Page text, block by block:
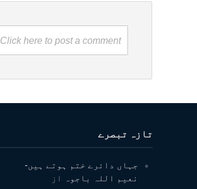
Click here to post a comment
تازہ تبصرے
جہاں دائرے ختم ہوتے ہیں-
نعیم اللہ باجوہ
از